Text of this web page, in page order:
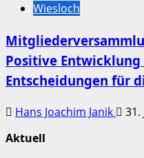
Wiesloch
Positive
Entscheidungen für
Hans Joachim Janik 31.
Aktuell